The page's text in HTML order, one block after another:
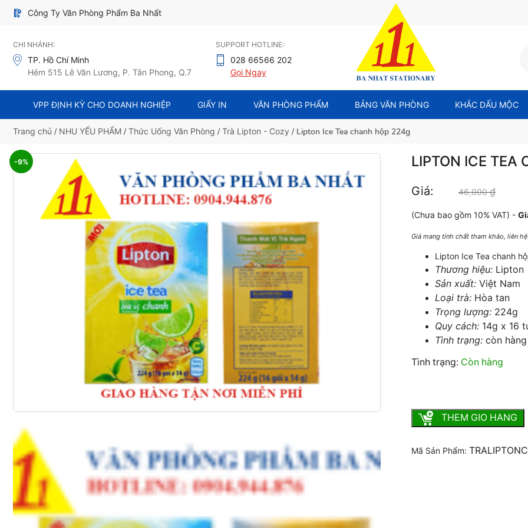
Công Ty Văn Phòng Phẩm Ba Nhất
CHI NHÁNH:
TP. Hồ Chí Minh
Hẻm 515 Lê Văn Lương, P. Tân Phong, Q.7
SUPPORT HOTLINE:
028 66566 202
Gọi Ngay
VPP ĐỊNH KỲ CHO DOANH NGHIỆP GIẤY IN VĂN PHÒNG PHẨM BẢNG VĂN PHÒNG KHẮC DẤU MỘC
Trang chủ / NHU YẾU PHẨM /Thức Uống Văn Phòng /Trà Lipton - Cozy / Lipton Ice Tea chanh hộp 224g
-9% LIPTON ICE TEA
Giá: 46,000₫
(Chưa bao gồm 10% VAT) -
Giá mang tính chất tham khảo, liên
Lipton Ice Tea chanh
Thương hiệu: Lipton
Sản xuất: Việt Nam
Loại trà: Hòa tan
Trọng lượng: 224g
Quy cách: 14g x 16
Tình trạng: còn hàng
Tình trạng: Còn hàng
THEM GIO HANG
Mã Sản Phẩm: